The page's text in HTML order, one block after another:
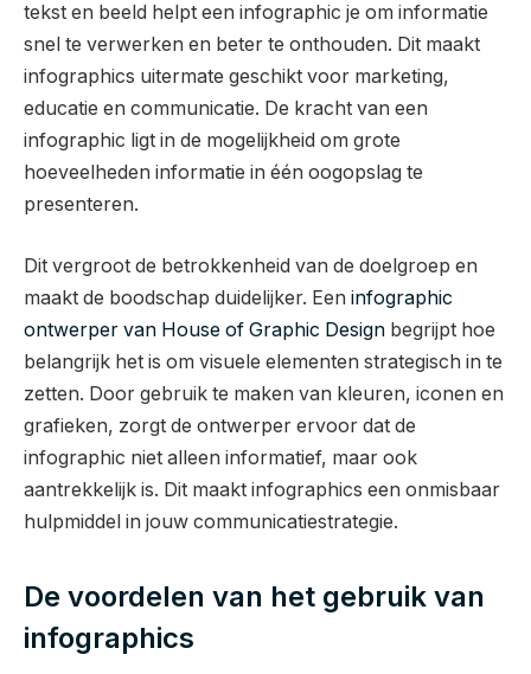
tekst en beeld helpt een infographic je om informatie
snel te verwerken en beter te onthouden. Dit maakt
infographics uitermate geschikt voor marketing,
educatie en communicatie. De kracht van een
infographic ligt in de mogelijkheid om grote
hoeveelheden informatie in één oogopslag te
presenteren.
Dit vergroot de betrokkenheid van de doelgroep en
maakt de boodschap duidelijker. Een infographic
ontwerper van House of Graphic Design begrijpt hoe
belangrijk het is om visuele elementen strategisch in te
zetten. Door gebruik te maken van kleuren, iconen en
grafieken, zorgt de ontwerper ervoor dat de
infographic niet alleen informatief, maar ook
aantrekkelijk is. Dit maakt infographics een onmisbaar
hulpmiddel in jouw communicatiestrategie.
De voordelen van het gebruik van
infographics